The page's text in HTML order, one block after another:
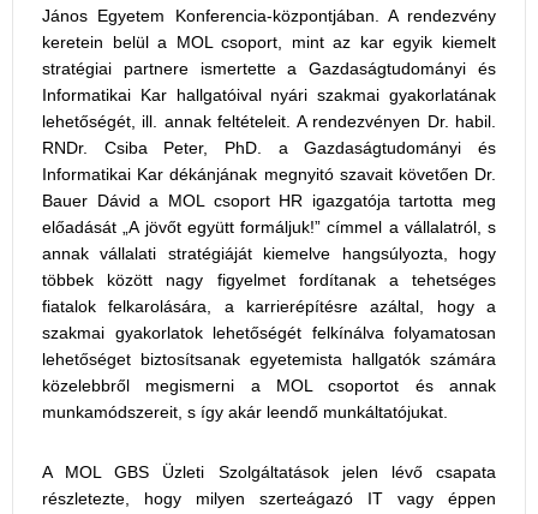
János Egyetem Konferencia-központjában. A rendezvény
keretein belül a MOL csoport, mint az kar egyik kiemelt
stratégiai partnere ismertette a Gazdaságtudományi és
Informatikai Kar hallgatóival nyári szakmai gyakorlatának
lehetőségét, ill. annak feltételeit. A rendezvényen Dr. habil.
RNDr. Csiba Peter, PhD. a Gazdaságtudományi és
Informatikai Kar dékánjának megnyitó szavait követően Dr.
Bauer Dávid a MOL csoport HR igazgatója tartotta meg
előadását „A jövőt együtt formáljuk!” címmel a vállalatról, s
annak vállalati stratégiáját kiemelve hangsúlyozta, hogy
többek között nagy figyelmet fordítanak a tehetséges
fiatalok felkarolására, a karrierépítésre azáltal, hogy a
szakmai gyakorlatok lehetőségét felkínálva folyamatosan
lehetőséget biztosítsanak egyetemista hallgatók számára
közelebbről megismerni a MOL csoportot és annak
munkamódszereit, s így akár leendő munkáltatójukat.
A MOL GBS Üzleti Szolgáltatások jelen lévő csapata
részletezte, hogy milyen szerteágazó IT vagy éppen